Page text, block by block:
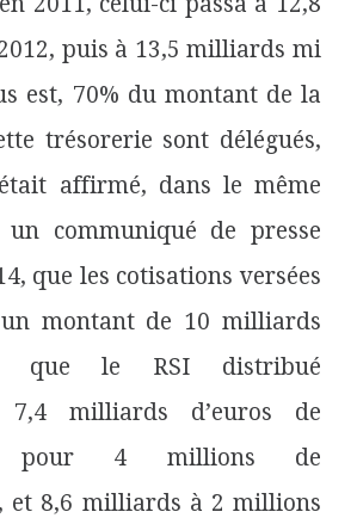
puis à 13,5 milliards mi
est, 70% du montant de la
trésorerie sont délégués,
affirmé, dans le même
un communiqué de presse
que les cotisations versées
montant de 10 milliards
que le RSI distribué
7,4 milliards d’euros de
pour 4 millions de
et 8,6 milliards à 2 millions